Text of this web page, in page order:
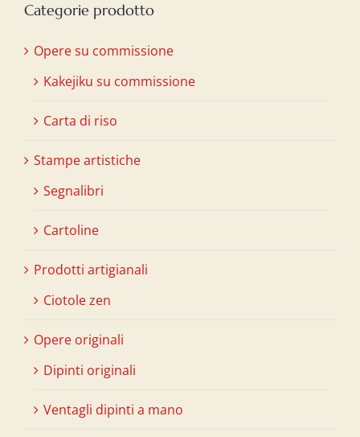
Categorie prodotto
Opere su commissione
Kakejiku su commissione
Carta di riso
Stampe artistiche
Segnalibri
Cartoline
Prodotti artigianali
Ciotole zen
Opere originali
Dipinti originali
Ventagli dipinti a mano